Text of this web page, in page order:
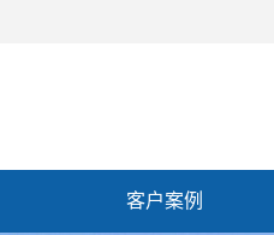
客户案例